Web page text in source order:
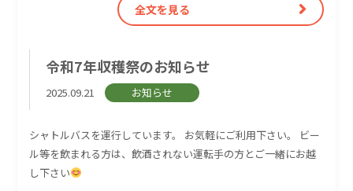
全文を見る
令和7年収穫祭のお知らせ
2025.09.21 お知らせ
シャトルバスを運行しています。 お気軽にご利用下さい。 ビー
ル等を飲まれる方は、飲酒されない運転手の方とご一緒にお越
し下さい